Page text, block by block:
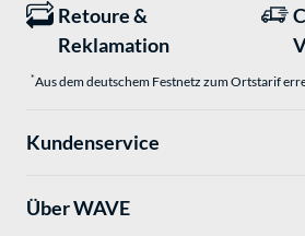
Retoure &
Reklamation
*Aus dem deutschem Festnetz zum Ortstarif
Kundenservice
Über WAVE